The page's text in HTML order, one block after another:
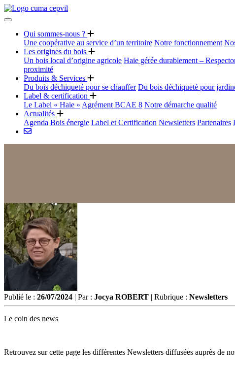
Qui sommes-nous ?
Une coopérative au service d’un territoire Notre fonctionnement
Les origines du bois
Un bois local d’origine agricole Haie gérée durablement –
proximité
Produits & Services
Du bois déchiqueté pour se chauffer Du bois déchiqueté pour
Label & certification
Le Label « Haie » Agrément BCAE 8 Notre démarche qualité
Actualités
Agenda Bois énergie Label et Certification Newsletters Partenaires
Publié le : 26/07/2024 | Par : Jocya ROBERT | Rubrique : Newsletters
Le coin des news
Retrouvez sur cette page les différentes Newsletters diffusées auprès de